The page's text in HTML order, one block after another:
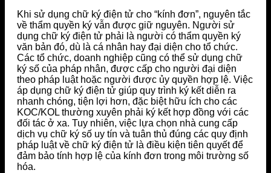
Khi sử dụng chữ ký điện tử cho “kính đơn”, nguyên tắc
về thẩm quyền ký vẫn được giữ nguyên. Người sử
dụng chữ ký điện tử phải là người có thẩm quyền ký
văn bản đó, dù là cá nhân hay đại diện cho tổ chức.
Các tổ chức, doanh nghiệp cũng có thể sử dụng chữ
ký số của pháp nhân, được cấp cho người đại diện
theo pháp luật hoặc người được ủy quyền hợp lệ. Việc
áp dụng chữ ký điện tử giúp quy trình ký kết diễn ra
nhanh chóng, tiện lợi hơn, đặc biệt hữu ích cho các
KOC/KOL thường xuyên phải ký kết hợp đồng với các
đối tác ở xa. Tuy nhiên, việc lựa chọn nhà cung cấp
dịch vụ chữ ký số uy tín và tuân thủ đúng các quy định
pháp luật về chữ ký điện tử là điều kiện tiên quyết để
đảm bảo tính hợp lệ của kính đơn trong môi trường số
hóa.